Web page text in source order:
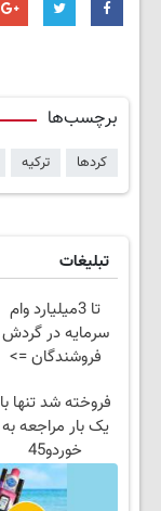
برچسب‌ها
کردها ترکیه
تبلیغات
تا 3میلیارد وام
سرمایه در گردش
فروشندگان =>
کن
فروخته شد تنها با
یک بار مراجعه به
خوردو45